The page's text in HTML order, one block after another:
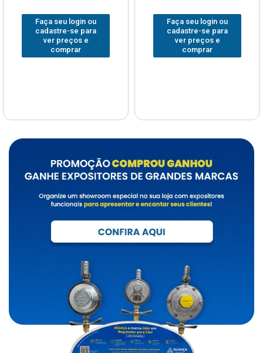
Faça seu login ou
cadastre-se para
ver preços e
comprar
Faça seu login ou
cadastre-se para
ver preços e
comprar